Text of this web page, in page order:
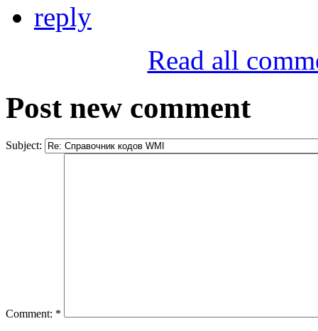
reply
Read all
Post new comment
Subject:
Comment: *